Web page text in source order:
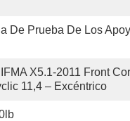
De Prueba De Los
X5.1-2011 Front
11,4 – Excéntrico